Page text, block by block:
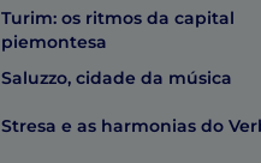
Turim: os ritmos da capital
piemontesa
Saluzzo, cidade da música
Stresa e as harmonias do